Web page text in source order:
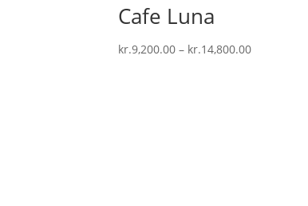
Cafe Luna
kr.9,200.00 – kr.14,800.00Prisinterval: